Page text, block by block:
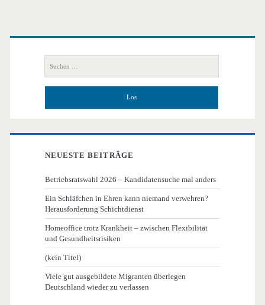
Primäre
Seitenleiste
nach:
NEUESTE BEITRÄGE
Betriebsratswahl 2026 – Kandidatensuche mal anders
Ein Schläfchen in Ehren kann niemand verwehren?
Herausforderung Schichtdienst
Homeoffice trotz Krankheit – zwischen Flexibilität
und Gesundheitsrisiken
(kein Titel)
Viele gut ausgebildete Migranten überlegen
Deutschland wieder zu verlassen